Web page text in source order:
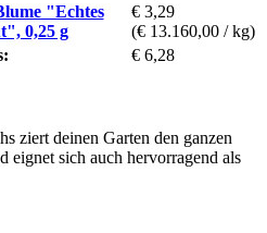
"Echtes
0,25 g
€ 3,29
(€ 13.160,00 / kg)
€ 6,28
ziert deinen Garten den ganzen
eignet sich auch hervorragend als